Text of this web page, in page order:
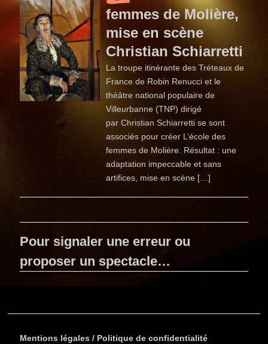
femmes de Molière,
mise en scène
Christian Schiarretti
La troupe itinérante des Tréteaux de
France de Robin Renucci et le
théâtre national populaire de
Villeurbanne (TNP) dirigé
par Christian Schiarretti se sont
associés pour créer L’école des
femmes de Molière. Résultat : une
adaptation impeccable et sans
artifices, mise en scène […]
Pour signaler une erreur ou
proposer un spectacle…
Mentions légales / Politique de confidentialité